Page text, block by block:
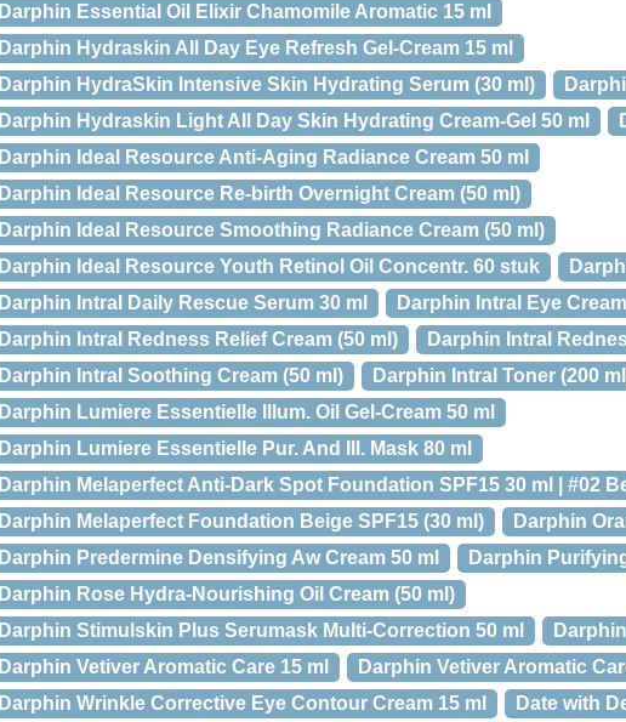
Darphin Essential Oil Elixir Chamomile Aromatic 15 ml
Darphin Hydraskin All Day Eye Refresh Gel-Cream 15 ml
Darphin HydraSkin Intensive Skin Hydrating Serum (30 ml)
Darphin Hydraskin Light All Day Skin Hydrating Cream-Gel 50 ml
Darphin Ideal Resource Anti-Aging Radiance Cream 50 ml
Darphin Ideal Resource Re-birth Overnight Cream (50 ml)
Darphin Ideal Resource Smoothing Radiance Cream (50 ml)
Darphin Ideal Resource Youth Retinol Oil Concentr. 60 stuk
Darphin Intral Daily Rescue Serum 30 ml
Darphin Intral Eye
Darphin Intral Redness Relief Cream (50 ml)
Darphin Intral
Darphin Intral Soothing Cream (50 ml)
Darphin Intral Toner (200
Darphin Lumiere Essentielle Illum. Oil Gel-Cream 50 ml
Darphin Lumiere Essentielle Pur. And Ill. Mask 80 ml
Darphin Melaperfect Anti-Dark Spot Foundation SPF15 30 ml | #02
Darphin Melaperfect Foundation Beige SPF15 (30 ml)
Darphin
Darphin Predermine Densifying Aw Cream 50 ml
Darphin
Darphin Rose Hydra-Nourishing Oil Cream (50 ml)
Darphin Stimulskin Plus Serumask Multi-Correction 50 ml
Darphin Vetiver Aromatic Care 15 ml
Darphin Vetiver Aromatic
Darphin Wrinkle Corrective Eye Contour Cream 15 ml
Date with